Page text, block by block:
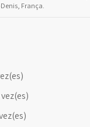
França.
vez(es)